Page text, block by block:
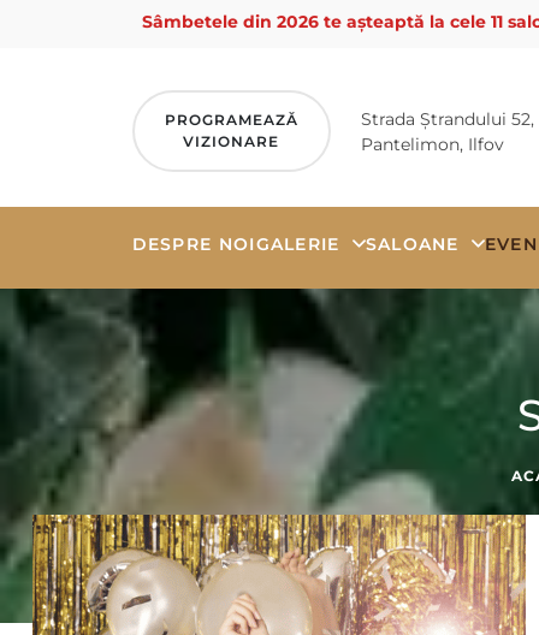
content
Sâmbetele din 2026 te așteaptă la cele 11
PROGRAMEAZĂ
VIZIONARE
Strada Ștrandului 52,
Pantelimon, Ilfov
DESPRE NOIGALERIE SALOANE